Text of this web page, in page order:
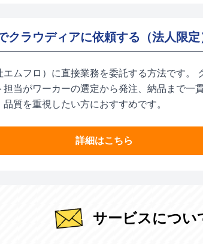
クラウディアに依頼する（法人限定
ムフロ）に直接業務を委託する方法です。
担当がワーカーの選定から発注、納品まで一
質を重視したい方におすすめです。
詳細はこちら
サービスについ